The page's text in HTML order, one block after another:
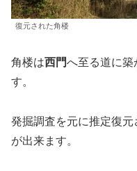
復元された角楼
角楼は西門へ至る道に築
す。
発掘調査を元に推定復
が出来ます。